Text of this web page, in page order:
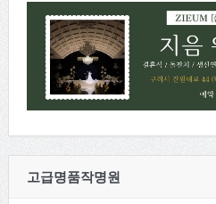
고급명품작명원